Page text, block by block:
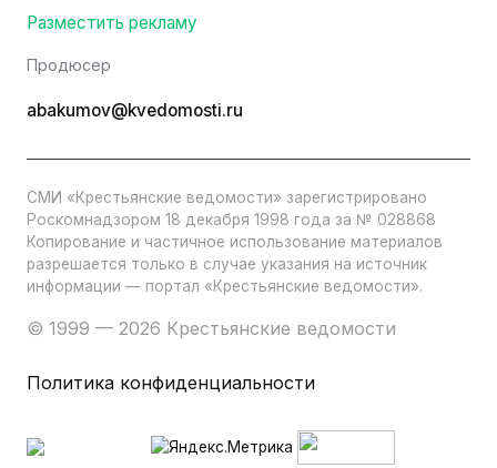
Разместить рекламу
Продюсер
abakumov@kvedomosti.ru
СМИ «Крестьянские ведомости» зарегистрировано
Роскомнадзором 18 декабря 1998 года за № 028868
Копирование и частичное использование материалов
разрешается только в случае указания на источник
информации — портал «Крестьянские ведомости».
© 1999 — 2026 Крестьянские ведомости
Политика конфиденциальности